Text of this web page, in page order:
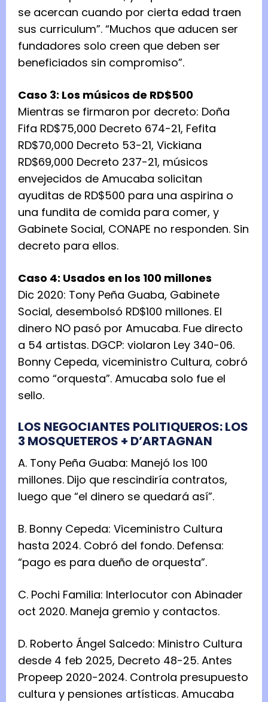
se acercan cuando por cierta edad traen
sus curriculum”. “Muchos que aducen ser
fundadores solo creen que deben ser
beneficiados sin compromiso”.
Caso 3: Los músicos de RD$500
Mientras se firmaron por decreto: Doña
Fifa RD$75,000 Decreto 674-21, Fefita
RD$70,000 Decreto 53-21, Vickiana
RD$69,000 Decreto 237-21, músicos
envejecidos de Amucaba solicitan
ayuditas de RD$500 para una aspirina o
una fundita de comida para comer, y
Gabinete Social, CONAPE no responden. Sin
decreto para ellos.
Caso 4: Usados en los 100 millones
Dic 2020: Tony Peña Guaba, Gabinete
Social, desembolsó RD$100 millones. El
dinero NO pasó por Amucaba. Fue directo
a 54 artistas. DGCP: violaron Ley 340-06.
Bonny Cepeda, viceministro Cultura, cobró
como “orquesta”. Amucaba solo fue el
sello.
LOS NEGOCIANTES POLITIQUEROS: LOS
3 MOSQUETEROS + D’ARTAGNAN
A. Tony Peña Guaba: Manejó los 100
millones. Dijo que rescindiría contratos,
luego que “el dinero se quedará así”.
B. Bonny Cepeda: Viceministro Cultura
hasta 2024. Cobró del fondo. Defensa:
“pago es para dueño de orquesta”.
C. Pochi Familia: Interlocutor con Abinader
oct 2020. Maneja gremio y contactos.
D. Roberto Ángel Salcedo: Ministro Cultura
desde 4 feb 2025, Decreto 48-25. Antes
Propeep 2020-2024. Controla presupuesto
cultura y pensiones artísticas. Amucaba